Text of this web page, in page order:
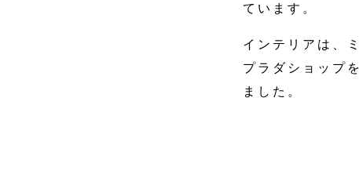
ています。
インテリアは、
プラダショップ
ました。